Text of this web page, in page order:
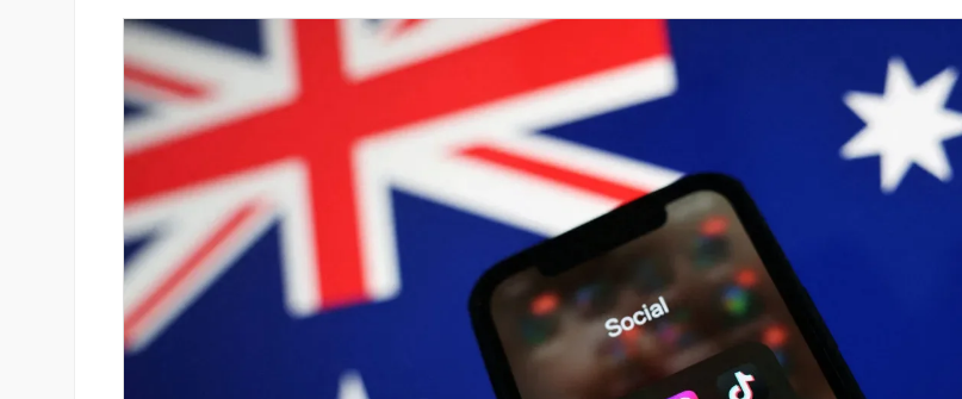
վարկանիշային
Սպորտ և փող. Ինչպես են պատմության
10 ամենահարուստ մարզիկները կուտակել
իրենց կարողությունը
Կոնվերս Բանկը և Visa-ն
ռազմավարական
նոր հաճախորդակենտրոն
զարգացման նպատակով